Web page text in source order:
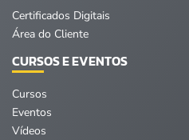
Certificados Digitais
Área do Cliente
CURSOS E EVENTOS
Cursos
Eventos
Vídeos